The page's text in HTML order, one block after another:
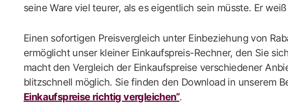
seine Ware viel teurer, als es eigentlich sein müsste. Er
Einen sofortigen Preisvergleich unter Einbeziehung von
ermöglicht unser kleiner Einkaufspreis-Rechner, den Sie
macht den Vergleich der Einkaufspreise verschiedener
blitzschnell möglich. Sie finden den Download in unserem
Einkaufspreise richtig vergleichen“.